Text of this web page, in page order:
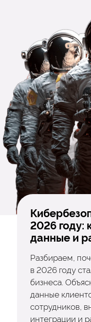
2026 году:
данные и
Разбираем,
в 2026 году
бизнеса.
данные
сотрудников,
интеграции и